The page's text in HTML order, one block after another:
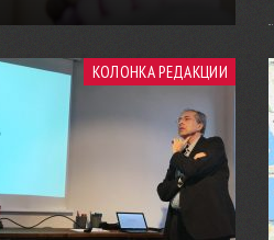
КОЛОНКА РЕДАКЦИИ